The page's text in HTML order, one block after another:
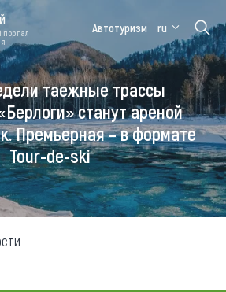
Медицинский
форум
Алтайская
зимовка
портал
Автотуризм ru
таежные трассы
станут ареной
Премьерная – в формате
Tour-de-ski